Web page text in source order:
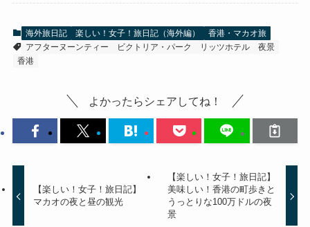
海外旅日記 楽しい！女子！旅日記（海外編）
香港・マカオ旅
アフターヌーンティー
ビクトリア・パーク リッツホテル
夜景
香港
よかったらシェアしてね！
【楽しい！女子！旅日記】
マカオの夜と昼の観光
【楽しい！女子！旅日記】
美味しい！香港の町歩きと
うっとりな100万ドルの夜
景